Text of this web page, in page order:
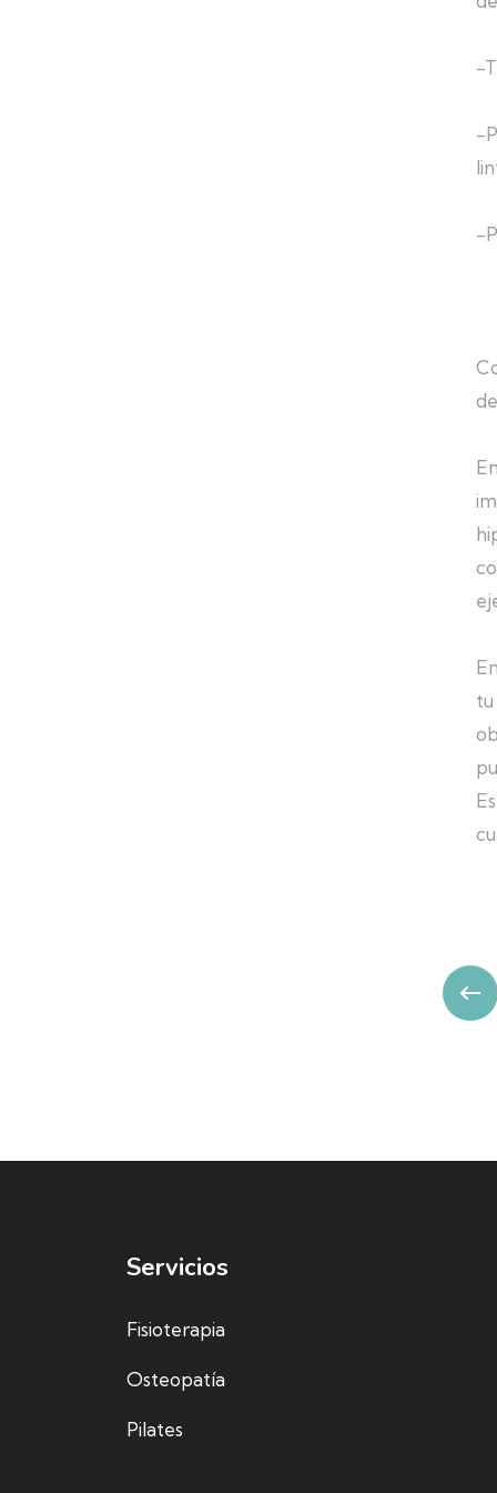
-
-
-
Servicios
Fisioterapia
Osteopatía
Pilates